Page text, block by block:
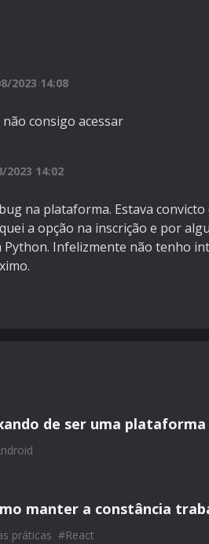
2023 14:08
consigo acessar
14:02
na plataforma. Estava convicto
a opção na inscrição e por
Python. Infelizmente não tenho
de ser uma
manter a constância
práticas #React